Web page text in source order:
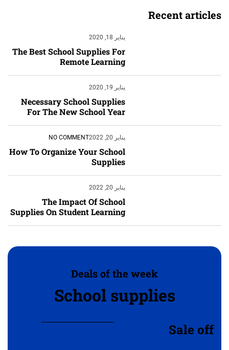
Recent articles
يناير 18, 2020
The Best School Supplies For
Remote Learning
يناير 19, 2020
Necessary School Supplies
For The New School Year
يناير 20, 2022 NO COMMENT
How To Organize Your School
Supplies
يناير 20, 2022
The Impact Of School
Supplies On Student Learning
Deals of the week
School supplies
Sale off
‹
حجز طيران
التدريب